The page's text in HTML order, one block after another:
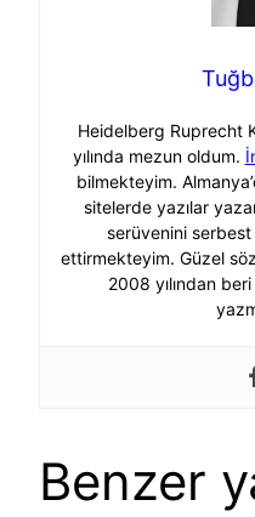
Heidelberg Ruprecht
yılında mezun oldum.
bilmekteyim.
sitelerde yazılar
serüvenini
ettirmekteyim. Güzel
2008 yılından
Benzer